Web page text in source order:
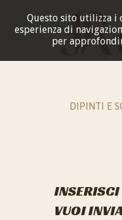
Questo sito utilizza i
esperienza di
per
DIPINTI E
INSERISCI
VUOI